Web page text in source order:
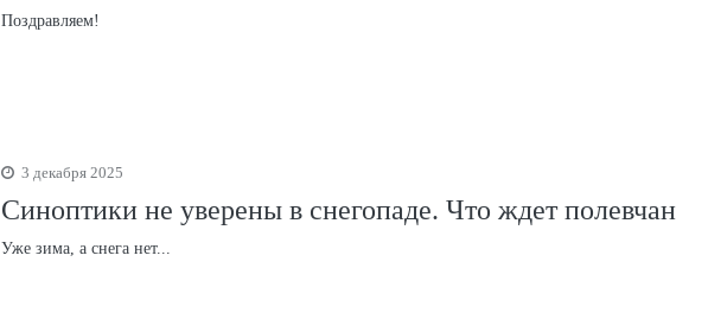
Поздравляем!
3 декабря 2025
Синоптики не уверены в снегопаде. Что ждет полевчан
Уже зима, а снега нет...